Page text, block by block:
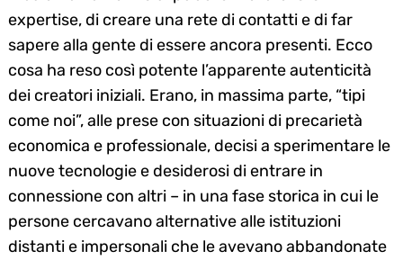
expertise, di creare una rete di contatti e di far
sapere alla gente di essere ancora presenti. Ecco
cosa ha reso così potente l’apparente autenticità
dei creatori iniziali. Erano, in massima parte, “tipi
come noi”, alle prese con situazioni di precarietà
economica e professionale, decisi a sperimentare le
nuove tecnologie e desiderosi di entrare in
connessione con altri – in una fase storica in cui le
persone cercavano alternative alle istituzioni
distanti e impersonali che le avevano abbandonate